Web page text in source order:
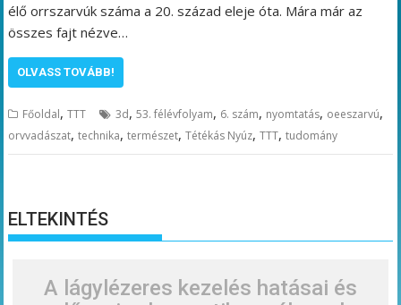
élő orrszarvúk száma a 20. század eleje óta. Mára már az
összes fajt nézve…
OLVASS TOVÁBB!
Főoldal,TTT 3d,53. félévfolyam, 6. szám, nyomtatás, oeeszarvú,
orvvadászat,technika,természet,Tétékás Nyúz,TTT,tudomány
ELTEKINTÉS
A lágylézeres kezelés hatásai és